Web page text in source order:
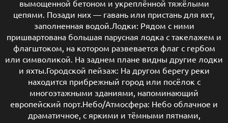
вымощенной бетоном и укреплённой тяжёлыми
цепями. Позади них — гавань или пристань для яхт,
заполненная водой.Лодки: Рядом с ними
пришвартована большая парусная лодка с такелажем и
флагштоком, на котором развевается флаг с гербом
или символикой. На заднем плане видны другие лодки
и яхты.Городской пейзаж: На другом берегу реки
находится прибрежный город или посёлок с
многоэтажными зданиями, напоминающий
европейский порт.Небо/Атмосфера: Небо облачное и
драматичное, с яркими и тёмными пятнами,